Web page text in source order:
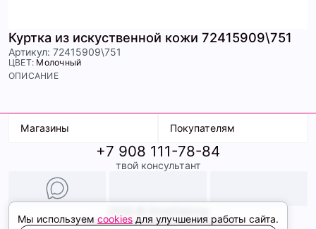
Куртка из искуственной кожи 72415909\751
Артикул: 72415909\751
ЦВЕТ: Молочный
ОПИСАНИЕ
Магазины
ТК Терминал
ТРК Континент
Покупателям
Доставка
Условия оплаты
Образы
+7 908 111-78-84
твой консультант
Политика конфиденциальности
Мы используем cookies для улучшения работы сайта.